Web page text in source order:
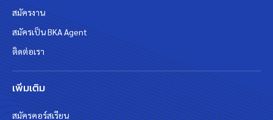
สมัครงาน
สมัครเป็น BKA Agent
ติดต่อเรา
เพิ่มเติม
สมัครคอร์สเรียน